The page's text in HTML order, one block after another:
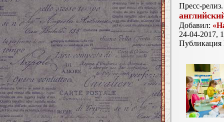
Пресс-релиз.
Добавил:
24-04-2017,